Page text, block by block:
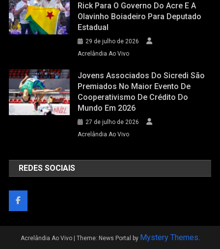
Rick Para O Governo Do Acre E A
Olavinho Boiadeiro Para Deputado
Estadual
29 de julho de 2026
Acrelândia Ao Vivo
Jovens Associados Do Sicredi São
Premiados No Maior Evento De
Cooperativismo De Crédito Do
Mundo Em 2026
27 de julho de 2026
Acrelândia Ao Vivo
REDES SOCIAIS
Acrelândia Ao Vivo | Theme: News Portal by Mystery Themes.